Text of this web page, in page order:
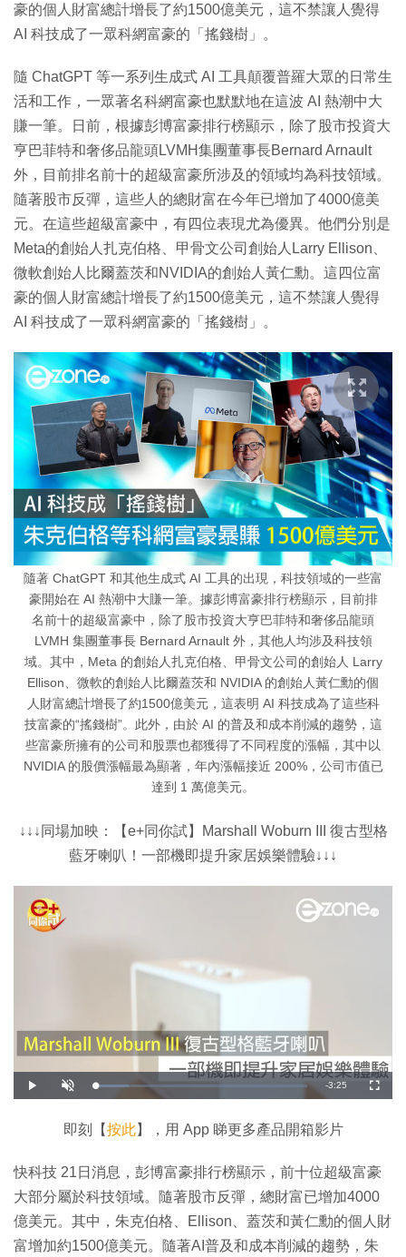
豪的個人財富總計增長了約1500億美元，這不禁讓人覺得
AI 科技成了一眾科網富豪的「搖錢樹」。
隨 ChatGPT 等一系列生成式 AI 工具顛覆普羅大眾的日常生
活和工作，一眾著名科網富豪也默默地在這波 AI 熱潮中大
賺一筆。日前，根據彭博富豪排行榜顯示，除了股市投資大
亨巴菲特和奢侈品龍頭LVMH集團董事長Bernard Arnault
外，目前排名前十的超級富豪所涉及的領域均為科技領域。
隨著股市反彈，這些人的總財富在今年已增加了4000億美
元。在這些超級富豪中，有四位表現尤為優異。他們分別是
Meta的創始人扎克伯格、甲骨文公司創始人Larry Ellison、
微軟創始人比爾蓋茨和NVIDIA的創始人黃仁勳。這四位富
豪的個人財富總計增長了約1500億美元，這不禁讓人覺得
AI 科技成了一眾科網富豪的「搖錢樹」。
隨著 ChatGPT 和其他生成式 AI 工具的出現，科技領域的一些富
豪開始在 AI 熱潮中大賺一筆。據彭博富豪排行榜顯示，目前排
名前十的超級富豪中，除了股市投資大亨巴菲特和奢侈品龍頭
LVMH 集團董事長 Bernard Arnault 外，其他人均涉及科技領
域。其中，Meta 的創始人扎克伯格、甲骨文公司的創始人 Larry
Ellison、微軟的創始人比爾蓋茨和 NVIDIA 的創始人黃仁勳的個
人財富總計增長了約1500億美元，這表明 AI 科技成為了這些科
技富豪的“搖錢樹”。此外，由於 AI 的普及和成本削減的趨勢，這
些富豪所擁有的公司和股票也都獲得了不同程度的漲幅，其中以
NVIDIA 的股價漲幅最為顯著，年內漲幅接近 200%，公司市值已
達到 1 萬億美元。
↓↓↓同場加映：【e+同你試】Marshall Woburn III 復古型格
藍牙喇叭！一部機即提升家居娛樂體驗↓↓↓
播
放
開
啟
載
入
:
1
0
%
剩
時
間
-3:25
全
螢
即刻【按此】，用 App 睇更多產品開箱影片
快科技 21日消息，彭博富豪排行榜顯示，前十位超級富豪
大部分屬於科技領域。隨著股市反彈，總財富已增加4000
億美元。其中，朱克伯格、Ellison、蓋茨和黃仁勳的個人財
富增加約1500億美元。隨著AI普及和成本削減的趨勢，朱